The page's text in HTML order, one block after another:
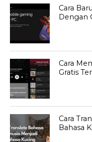
Cara
Dengan
Cara
Gratis
Cara
Bahasa